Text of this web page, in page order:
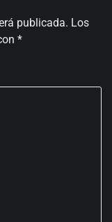
publicada. Los
*